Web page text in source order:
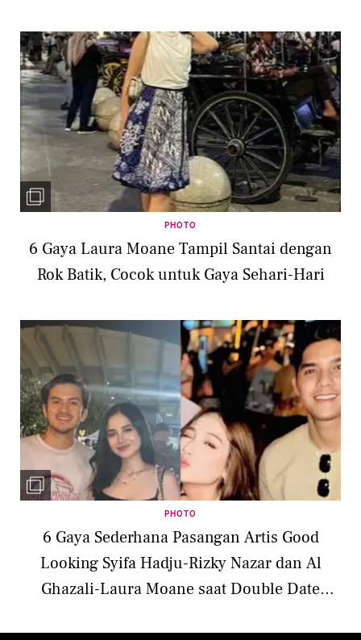
PHOTO
6 Gaya Laura Moane Tampil Santai dengan
Rok Batik, Cocok untuk Gaya Sehari-Hari
PHOTO
6 Gaya Sederhana Pasangan Artis Good
Looking Syifa Hadju-Rizky Nazar dan Al
Ghazali-Laura Moane saat Double Date